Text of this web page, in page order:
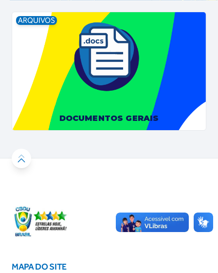
ARQUIVOS
DOCUMENTOS GERAIS
MAPA DO SITE